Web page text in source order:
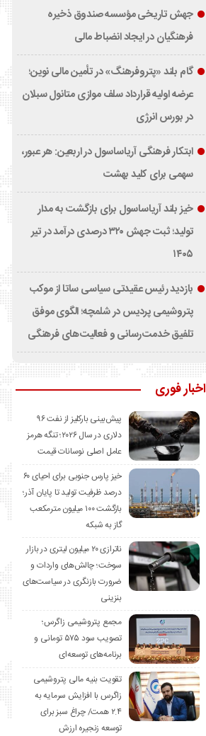
جهش تاریخی مؤسسه صندوق ذخیره
فرهنگیان در ایجاد انضباط مالی
گام بلند «پتروفرهنگ» در تأمین مالی نوین؛
عرضه اولیه قرارداد سلف موازی متانول سبلان
در بورس انرژی
ابتکار فرهنگی آریاساسول در اربعین: هر عبور،
سهمی برای کلید بهشت
خیز بلند آریاساسول برای بازگشت به مدار
تولید؛ ثبت جهش ۳۲۰ درصدی درآمد در تیر
۱۴۰۵
بازدید رئیس عقیدتی سیاسی ساتا از موکب
پتروشیمی پردیس در شلمچه؛ الگوی موفق
تلفیق خدمت‌رسانی و فعالیت‌های فرهنگی
اخبار فوری
پیش‌بینی بارکلیز از نفت ۹۶
دلاری در سال ۲۰۲۶؛ تنگه هرمز
عامل اصلی نوسانات قیمت
خیز پارس جنوبی برای احیای ۶۰
درصد ظرفیت تولید تا پایان آذر؛
بازگشت ۱۰۰ میلیون مترمکعب
گاز به شبکه
ناترازی ۲۰ میلیون لیتری در بازار
سوخت؛ چالش‌های واردات و
ضرورت بازنگری در سیاست‌های
بنزینی
مجمع پتروشیمی زاگرس؛
تصویب سود ۵۷۵ تومانی و
برنامه‌های توسعه‌ای
تقویت بنیه مالی پتروشیمی
زاگرس با افزایش سرمایه به
۲.۴ همت/ چراغ سبز برای
توسعه زنجیره ارزش